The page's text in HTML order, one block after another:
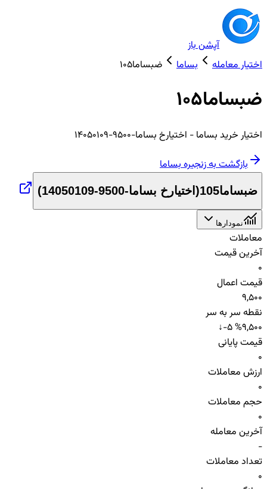
آپشن باز
اختیار معامله
بساما ضبساما105
ضبساما105
اختیار خرید بساما - اختیارخ بساما-9500-14050109
بازگشت به زنجیرهبساما
ضبساما105 ( اختیارخ بساما-9500-14050109 )
نمودارها
معاملات
آخرین قیمت
0
قیمت اعمال
9,500
نقطه سر به سر
9,500
↓-5 %
قیمت پایانی
0
ارزش معاملات
0
حجم معاملات
0
آخرین معامله
-
تعداد معاملات
0